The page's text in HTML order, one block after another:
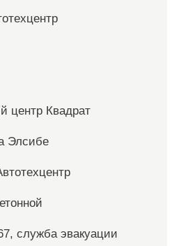
центр Квадрат
Элсибе
служба эвакуации